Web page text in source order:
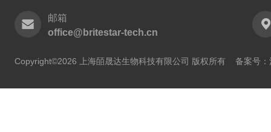
邮箱
office@britestar-tech.cn
Copyright©2026 上海皕晟达生物科技有限公司 版权所有 备案号